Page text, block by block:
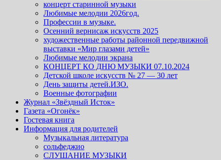
концерт старинной музыки
Любимые мелодии 2026год.
Профессии в музыке.
Осенний вернисаж искусств 2025
художественные работы районной передвижной
выставки «Мир глазами детей»
Любимые мелодии экрана
КОНЦЕРТ КО ДНЮ МУЗЫКИ 07.10.2024
Детской школе искусств № 27 — 30 лет
День защиты детей.ИЗО.
Военные фотографии
Журнал «Звёздный Исток»
Газета «Огонёк»
Гостевая книга
Информация для родителей
Музыкальная литература
сольфеджио
СЛУШАНИЕ МУЗЫКИ